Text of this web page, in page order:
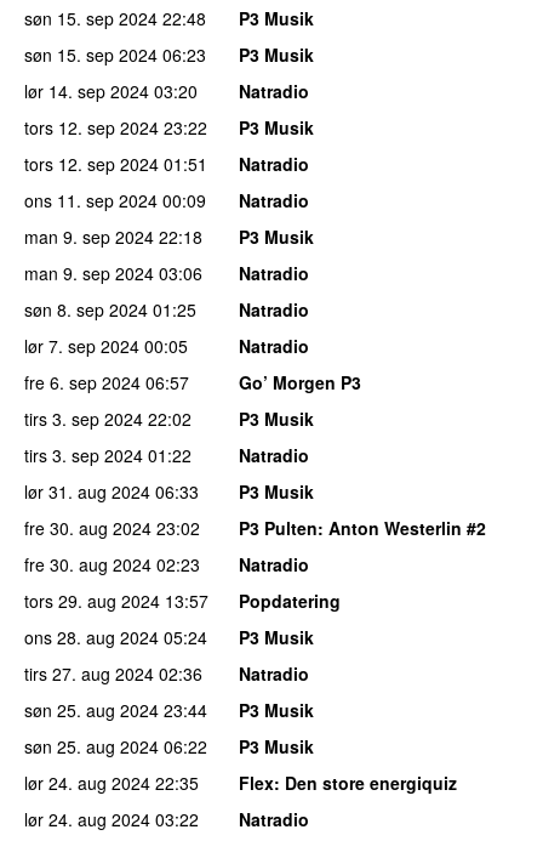
søn 15. sep 2024 22:48
P3 Musik
søn 15. sep 2024 06:23
P3 Musik
lør 14. sep 2024 03:20
Natradio
tors 12. sep 2024 23:22
P3 Musik
tors 12. sep 2024 01:51
Natradio
ons 11. sep 2024 00:09
Natradio
man 9. sep 2024 22:18
P3 Musik
man 9. sep 2024 03:06
Natradio
søn 8. sep 2024 01:25
Natradio
lør 7. sep 2024 00:05
Natradio
fre 6. sep 2024 06:57
Go’ Morgen P3
tirs 3. sep 2024 22:02
P3 Musik
tirs 3. sep 2024 01:22
Natradio
lør 31. aug 2024 06:33
P3 Musik
fre 30. aug 2024 23:02 P3 Pulten: Anton Westerlin #2
fre 30. aug 2024 02:23
Natradio
tors 29. aug 2024 13:57
Popdatering
ons 28. aug 2024 05:24
P3 Musik
tirs 27. aug 2024 02:36
Natradio
søn 25. aug 2024 23:44
P3 Musik
søn 25. aug 2024 06:22
P3 Musik
lør 24. aug 2024 22:35 Flex: Den store energiquiz
lør 24. aug 2024 03:22
Natradio